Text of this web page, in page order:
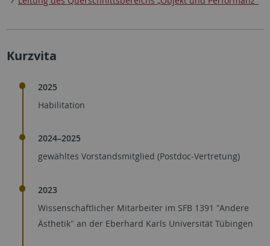
Kurzvita
2025
Habilitation
2024–2025
gewähltes Vorstandsmitglied (Postdoc-Vertretung)
2023
Wissenschaftlicher Mitarbeiter im SFB 1391 "Andere
Ästhetik" an der Eberhard Karls Universität Tübingen